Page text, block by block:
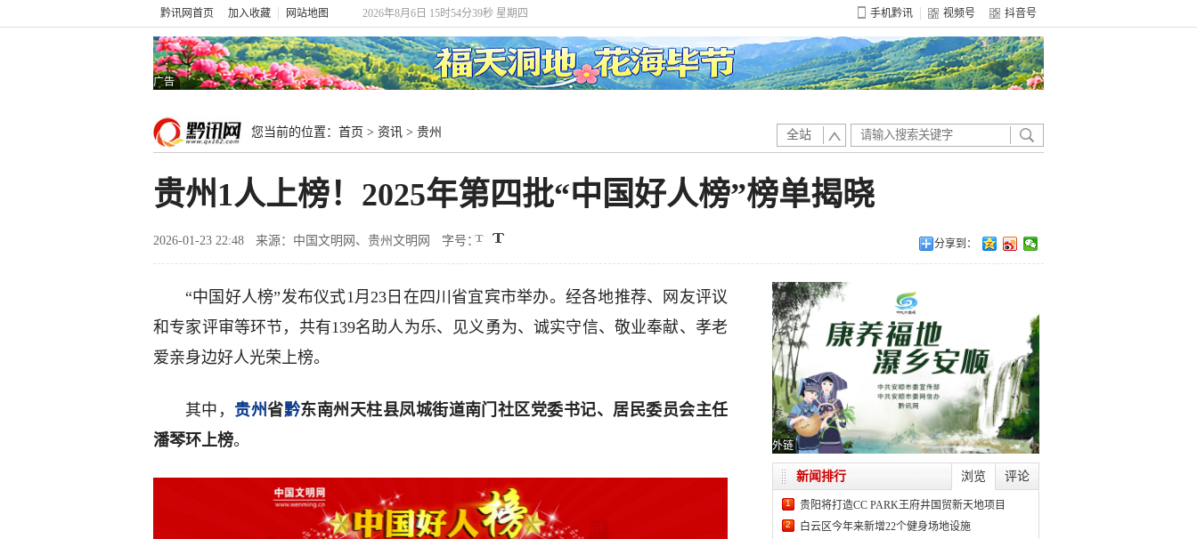
黔讯网首页 加入收藏 网站地图 2026年8月6日 15时54分41秒 星期四 手机黔讯 视频号 抖音号
广告
您当前的位置： 首页 > 资讯 > 贵州 全站
贵州1人上榜！2025年第四批“中国好人榜”榜单揭晓
2026-01-23 22:48 来源：中国文明网、贵州文明网 字号： 分享到：
“中国好人榜”发布仪式1月23日在四川省宜宾市举办。经各地推荐、网友评议
和专家评审等环节，共有139名助人为乐、见义勇为、诚实守信、敬业奉献、孝老
爱亲身边好人光荣上榜。
其中， 贵州省黔东南州天柱县凤城街道南门社区党委书记、居民委员会主任
潘琴环上榜。 外链
浏览 评论
新闻排行
1 贵阳将打造CC PARK王府井国贸新天地项目
2 白云区今年来新增22个健身场地设施